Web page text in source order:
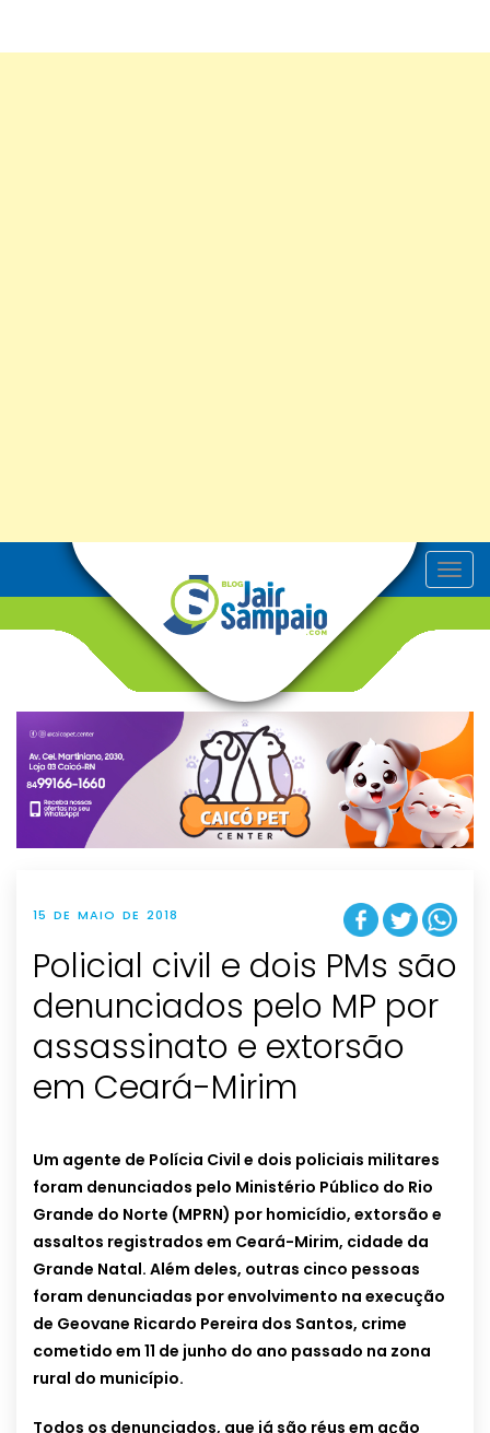
T
o
v
g
t
i
o
n
15 DE MAIO DE 2018
Policial civil e dois PMs são
denunciados pelo MP por
assassinato e extorsão
em Ceará-Mirim
Um agente de Polícia Civil e dois policiais militares
foram denunciados pelo Ministério Público do Rio
Grande do Norte (MPRN) por homicídio, extorsão e
assaltos registrados em Ceará-Mirim, cidade da
Grande Natal. Além deles, outras cinco pessoas
foram denunciadas por envolvimento na execução
de Geovane Ricardo Pereira dos Santos, crime
cometido em 11 de junho do ano passado na zona
rural do município.
Todos os denunciados, que já são réus em ação